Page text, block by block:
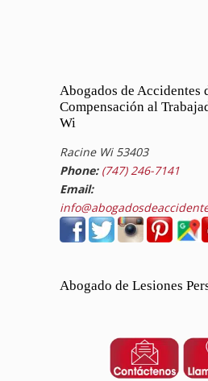
Abogados de Accidentes
Compensación al
Wi
Racine Wi 53403
Phone: (747) 246-7141
Email:
Abogado de Lesiones